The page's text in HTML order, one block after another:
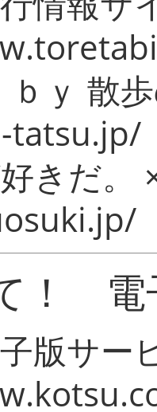
ｙ 散
tatsu.jp/
きだ。
！ 電
版サー